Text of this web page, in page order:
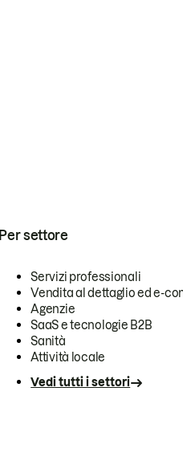
Per settore
Servizi professionali
Vendita al dettaglio ed e-
Agenzie
SaaS e tecnologie B2B
Sanità
Attività locale
Vedi tutti i settori